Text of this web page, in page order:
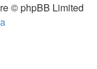
© phpBB Limited